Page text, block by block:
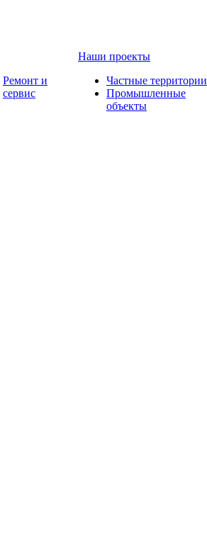
Ремонт и
сервис
Наши проекты
Частные территории
Промышленные
объекты